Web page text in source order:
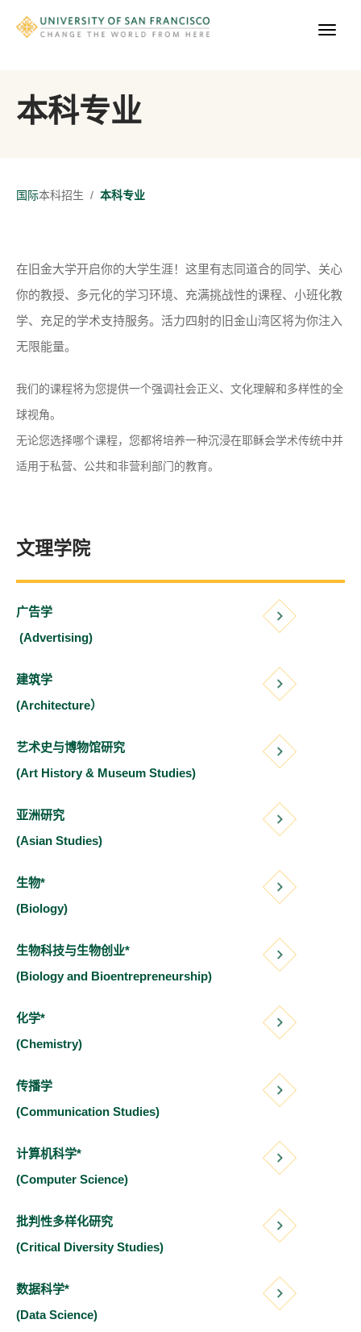
本科专业
国际本科招生 / 本科专业
在旧金大学开启你的大学生涯！ 这里有志同道合的同学、关心
你的教授、多元化的学习环境、充满挑战性的课程、小班化教
学、充足的学术支持服务。活力四射的旧金山湾区将为你注入
无限能量。
​我们的课程将为您提供一个强调社会正义、文化理解和多样性的全
球视角。
无论您选择哪个课程，您都将培养一种沉浸在耶稣会学术传统中并
适用于私营、公共和非营利部门的教育。
文理学院
广告学
(Advertising)
建筑学
(Architecture）
艺术史与博物馆研究
(Art History & Museum Studies)
亚洲研究
(Asian Studies)
生物*
(Biology)
生物科技与生物创业*
(Biology and Bioentrepreneurship)
化学*
(Chemistry)
传播学
(Communication Studies)
计算机科学*
(Computer Science)
批判性多样化研究
(Critical Diversity Studies)
数据科学*
(Data Science)